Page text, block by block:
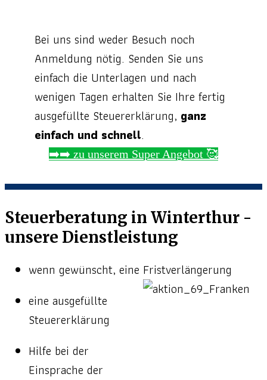
Bei uns sind weder Besuch noch
Anmeldung nötig. Senden Sie uns
einfach die Unterlagen und nach
wenigen Tagen erhalten Sie Ihre fertig
ausgefüllte Steuererklärung, ganz
einfach und schnell.
➡️➡️ zu unserem Super Angebot 🥰
Steuerberatung in Winterthur -
unsere Dienstleistung
wenn gewünscht, eine Fristverlängerung
eine ausgefüllte
Steuererklärung
Hilfe bei der
Einsprache der